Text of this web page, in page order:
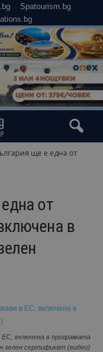
Spatourism.bg
ще е една от
от
в
включена в програмата
зелен сертификат (видео)